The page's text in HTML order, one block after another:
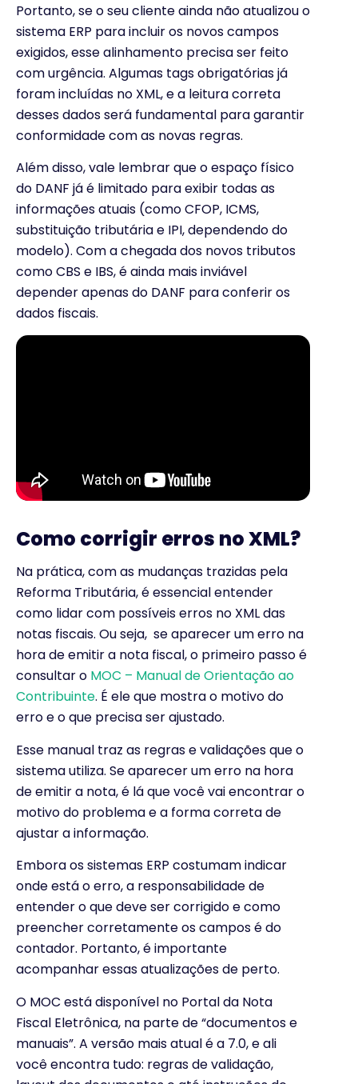
Portanto, se o seu cliente ainda não atualizou o
sistema ERP para incluir os novos campos
exigidos, esse alinhamento precisa ser feito
com urgência. Algumas tags obrigatórias já
foram incluídas no XML, e a leitura correta
desses dados será fundamental para garantir
conformidade com as novas regras.
Além disso, vale lembrar que o espaço físico
do DANF já é limitado para exibir todas as
informações atuais (como CFOP, ICMS,
substituição tributária e IPI, dependendo do
modelo). Com a chegada dos novos tributos
como CBS e IBS, é ainda mais inviável
depender apenas do DANF para conferir os
dados fiscais.
Como corrigir erros no XML?
Na prática, com as mudanças trazidas pela
Reforma Tributária, é essencial entender
como lidar com possíveis erros no XML das
notas fiscais. Ou seja, se aparecer um erro na
hora de emitir a nota fiscal, o primeiro passo é
consultar o MOC – Manual de Orientação ao
Contribuinte. É ele que mostra o motivo do
erro e o que precisa ser ajustado.
Esse manual traz as regras e validações que o
sistema utiliza. Se aparecer um erro na hora
de emitir a nota, é lá que você vai encontrar o
motivo do problema e a forma correta de
ajustar a informação.
Embora os sistemas ERP costumam indicar
onde está o erro, a responsabilidade de
entender o que deve ser corrigido e como
preencher corretamente os campos é do
contador. Portanto, é importante
acompanhar essas atualizações de perto.
O MOC está disponível no Portal da Nota
Fiscal Eletrônica, na parte de “documentos e
manuais”. A versão mais atual é a 7.0, e ali
você encontra tudo: regras de validação,